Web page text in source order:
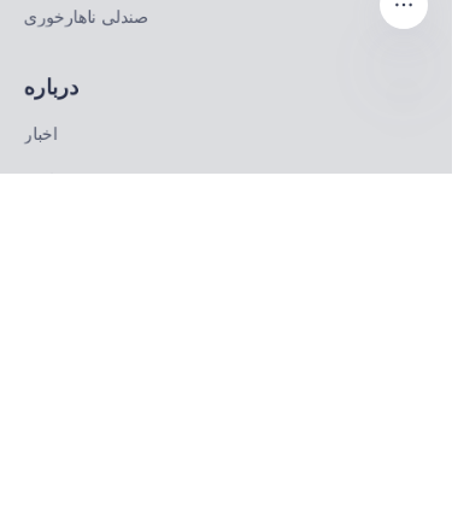
صندلی ناهارخوری
درباره
اخبار
خرید
FA